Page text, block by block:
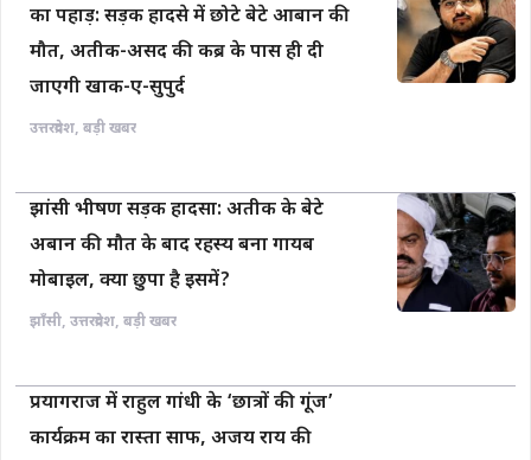
का पहाड़: सड़क हादसे में छोटे बेटे आबान की
मौत, अतीक-असद की कब्र के पास ही दी
जाएगी खाक-ए-सुपुर्द
उत्तरप्रदेश, बड़ी खबर
झांसी भीषण सड़क हादसा: अतीक के बेटे
अबान की मौत के बाद रहस्य बना गायब
मोबाइल, क्या छुपा है इसमें?
झाँसी, उत्तरप्रदेश, बड़ी खबर
प्रयागराज में राहुल गांधी के ‘छात्रों की गूंज’
कार्यक्रम का रास्ता साफ, अजय राय की